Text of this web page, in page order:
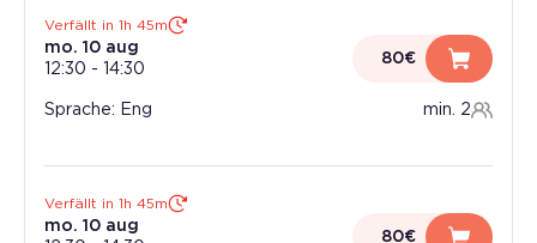
Verfällt in 1h 45m
mo. 10 aug
12:30 - 14:30
80€
Sprache: Eng min. 2
Verfällt in 1h 45m
mo. 10 aug
80€